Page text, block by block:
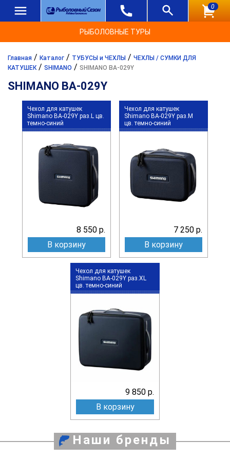
0
РЫБОЛОВНЫЕ ТУРЫ
Главная / Каталог / ТУБУСЫ и ЧЕХЛЫ / ЧЕХЛЫ / СУМКИ ДЛЯ
КАТУШЕК/ SHIMANO / SHIMANO BA-029Y
SHIMANO BA-029Y
Чехол для катушек
Shimano BA-029Y раз.L цв.
темно-синий
8 550 р.
В корзину
Чехол для катушек
Shimano BA-029Y раз.M
цв. темно-синий
7 250 р.
В корзину
Чехол для катушек
Shimano BA-029Y раз.XL
цв. темно-синий
9 850 р.
В корзину
Наши бренды